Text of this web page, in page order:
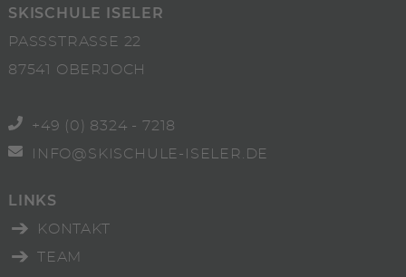
SKISCHULE ISELER
PASSSTRASSE 22
87541 OBERJOCH
+49 (0) 8324 - 7218
INFO@SKISCHULE-ISELER.DE
LINKS
NAVIGATION
ÜBERSPRINGEN
KONTAKT
TEAM